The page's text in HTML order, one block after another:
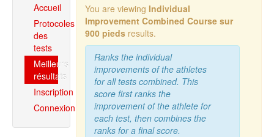
Accueil
Protocoles
des
tests
Meilleurs
résultats
Inscription
Connexion
You are viewing Individual
Improvement Combined Course sur
900 pieds results.
Ranks the individual
improvements of the athletes
for all tests combined. This
score first ranks the
improvement of the athlete for
each test, then combines the
ranks for a final score.